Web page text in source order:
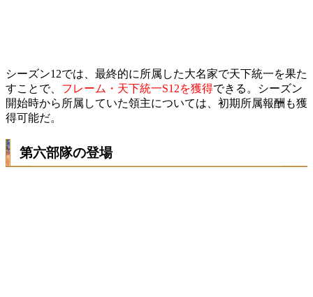
シーズン12では、最終的に所属した大名家で天下統一を果た
すことで、 フレーム・天下統一S12を獲得できる。シーズン
開始時から所属していた領主については、初期所属報酬も獲
得可能だ。
第六部隊の登場